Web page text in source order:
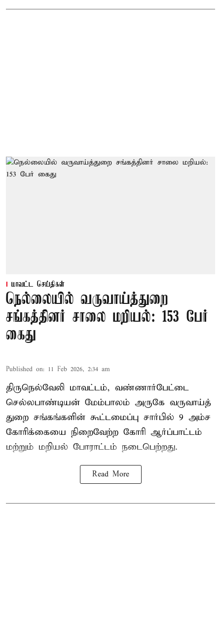
மாவட்ட செய்திகள்
நெல்லையில் வருவாய்த்துறை
சங்கத்தினர் சாலை மறியல்: 153 பேர்
கைது
Published on: 11 Feb 2026, 2:34 am
திருநெல்வேலி மாவட்டம், வண்ணார்பேட்டை
செல்லபாண்டியன் மேம்பாலம் அருகே வருவாய்த்
துறை சங்கங்களின் கூட்டமைப்பு சார்பில் 9 அம்ச
கோரிக்கையை நிறைவேற்ற கோரி ஆர்ப்பாட்டம்
மற்றும் மறியல் போராட்டம் நடைபெற்றது.
Read More